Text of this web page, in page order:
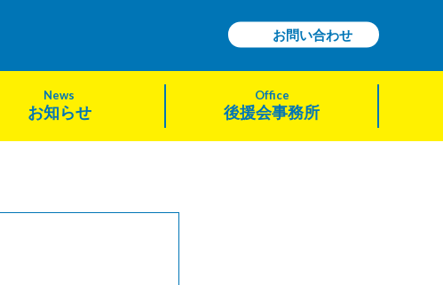
お問い合わせ
News
お知らせ
Office
後援会事務所